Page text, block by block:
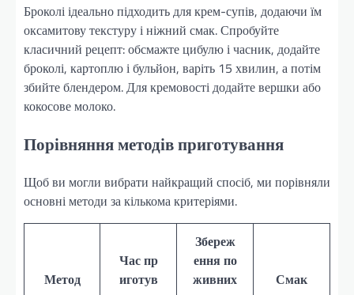
Броколі ідеально підходить для крем-супів, додаючи їм
оксамитову текстуру і ніжний смак. Спробуйте
класичний рецепт: обсмажте цибулю і часник, додайте
броколі, картоплю і бульйон, варіть 15 хвилин, а потім
збийте блендером. Для кремовості додайте вершки або
кокосове молоко.
Порівняння методів приготування
Щоб ви могли вибрати найкращий спосіб, ми порівняли
основні методи за кількома критеріями.
Метод
Час пр
иготув
Збереж
ення по
живних
Смак